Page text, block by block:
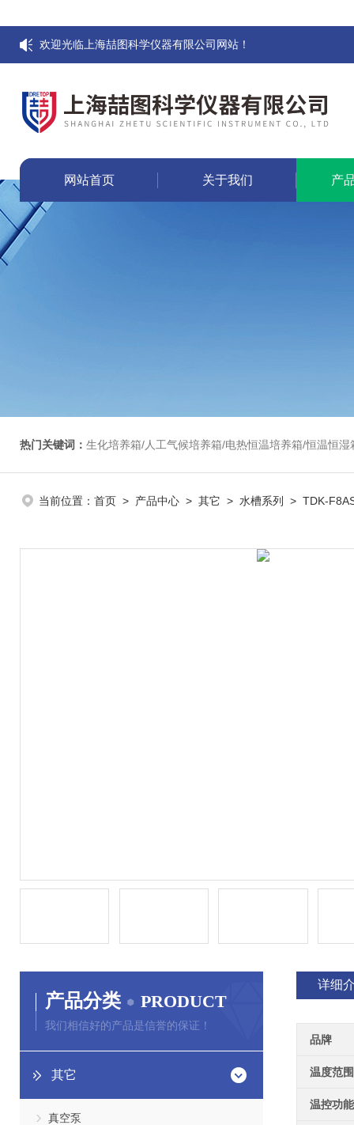
欢迎光临上海喆图科学仪器有限公司网站！
网站首页 关于我们 产
热门关键词： 生化培养箱/人工气候培养箱/电热恒温培养箱/恒温恒湿箱/光照培养箱/二氧化碳培养箱
当前位置： 首页 > 产品中心 > 其它 > 水槽系列 > TDK-
产品分类 PRODUCT
我们相信好的产品是信誉的保证！
其它
真空泵
详细
品牌
温度范围
温控功能